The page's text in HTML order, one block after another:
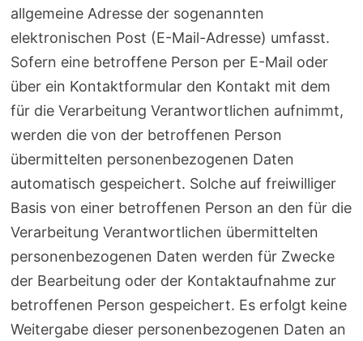
allgemeine Adresse der sogenannten
elektronischen Post (E-Mail-Adresse) umfasst.
Sofern eine betroffene Person per E-Mail oder
über ein Kontaktformular den Kontakt mit dem
für die Verarbeitung Verantwortlichen aufnimmt,
werden die von der betroffenen Person
übermittelten personenbezogenen Daten
automatisch gespeichert. Solche auf freiwilliger
Basis von einer betroffenen Person an den für die
Verarbeitung Verantwortlichen übermittelten
personenbezogenen Daten werden für Zwecke
der Bearbeitung oder der Kontaktaufnahme zur
betroffenen Person gespeichert. Es erfolgt keine
Weitergabe dieser personenbezogenen Daten an